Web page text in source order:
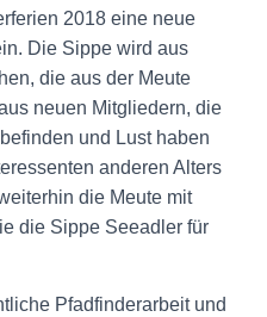
2018 eine neue
Die Sippe wird aus
die aus der Meute
neuen Mitgliedern, die
und Lust haben
anderen Alters
die Meute mit
die Sippe Seeadler für
Pfadfinderarbeit und